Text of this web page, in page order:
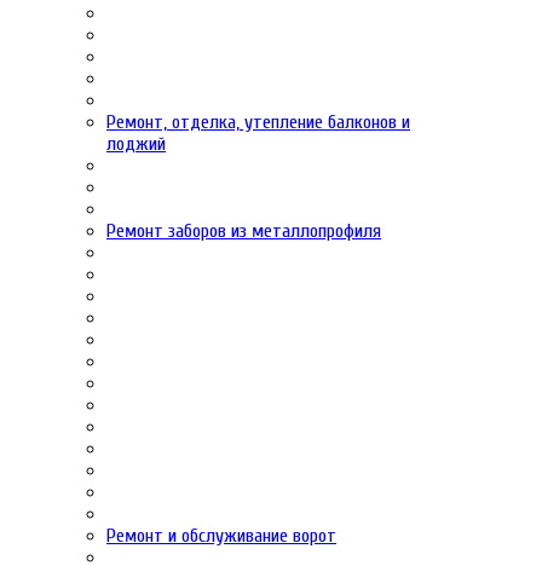
Ремонт, отделка, утепление балконов и
лоджий
Ремонт заборов из металлопрофиля
Ремонт и обслуживание ворот